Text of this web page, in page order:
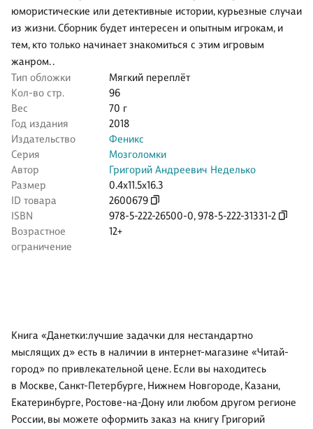
юмористические или детективные истории, курьезные случаи
из жизни. Сборник будет интересен и опытным игрокам, и
тем, кто только начинает знакомиться с этим игровым
жанром. .
Тип обложки
Мягкий переплёт
Кол-во стр.
96
Вес
70 г
Год издания
2018
Издательство
Феникс
Серия
Мозголомки
Автор
Григорий Андреевич Неделько
Размер
0.4x11.5x16.3
ID товара
2600679
ISBN
978-5-222-26500-0,978-5-222-31331-2
Возрастное
ограничение
12+
Книга «Данетки:лучшие задачки для нестандартно
мыслящих д» есть в наличии в интернет-магазине «Читай-
город» по привлекательной цене. Если вы находитесь
в Москве, Санкт-Петербурге, Нижнем Новгороде, Казани,
Екатеринбурге, Ростове-на-Дону или любом другом регионе
России, вы можете оформить заказ на книгу Григорий